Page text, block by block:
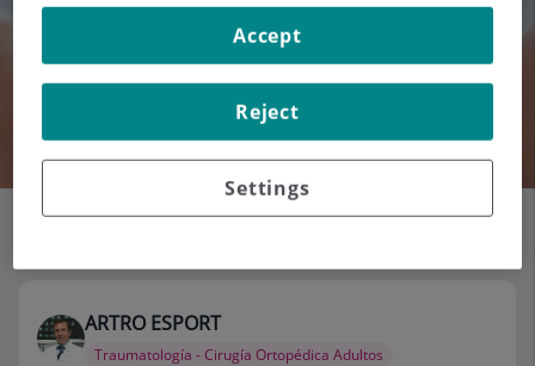
Buscar
ARTRO ESPORT
Traumatología - Cirugía Ortopédica Adultos
Settings
Reject
Accept